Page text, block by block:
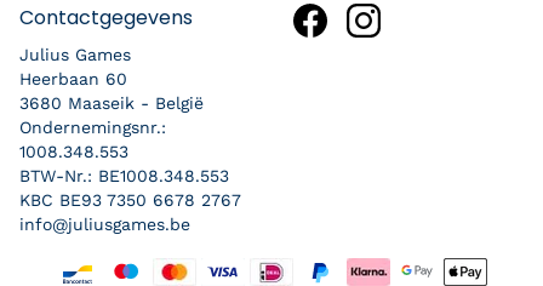
Contactgegevens
Julius Games
Heerbaan 60
3680 Maaseik - België
Ondernemingsnr.:
1008.348.553
BTW-Nr.: BE1008.348.553
KBC BE93 7350 6678 2767
info@juliusgames.be
Betaalmethoden